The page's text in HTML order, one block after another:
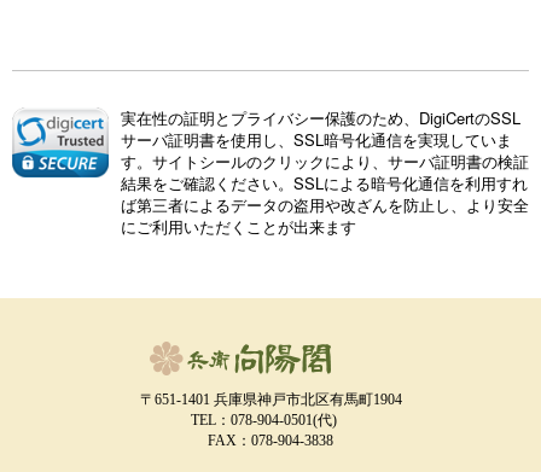
実在性の証明とプライバシー保護のため、DigiCertのSSL
サーバ証明書を使用し、SSL暗号化通信を実現していま
す。サイトシールのクリックにより、サーバ証明書の検証
結果をご確認ください。SSLによる暗号化通信を利用すれ
ば第三者によるデータの盗用や改ざんを防止し、より安全
にご利用いただくことが出来ます
〒651-1401 兵庫県神戸市北区有馬町1904
TEL： 078-904-0501(代)
FAX：078-904-3838